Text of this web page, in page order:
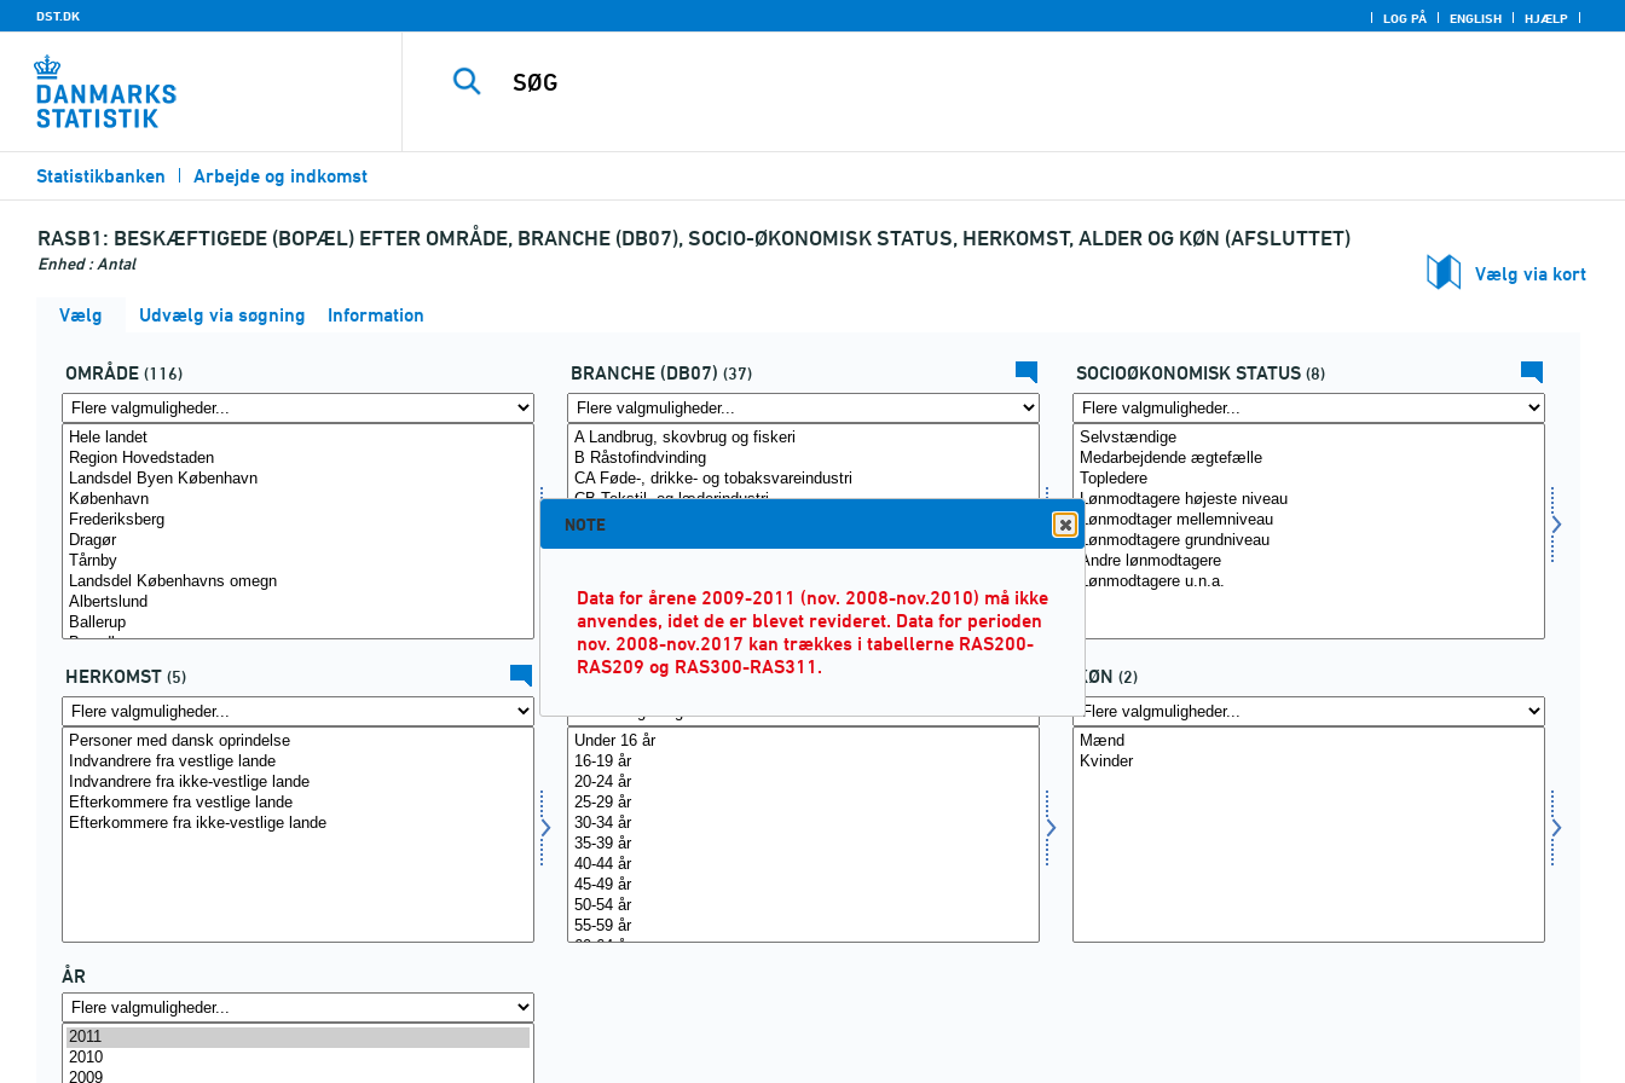
DST.DK LOG PÅ ENGLISH HJÆLP
Statistikbanken Arbejde og indkomst
RASB1: BESKÆFTIGEDE (BOPÆL) EFTER OMRÅDE, BRANCHE (DB07), SOCIO-ØKONOMISK STATUS, HERKOMST, ALDER OG KØN (AFSLUTTET)
Enhed : Antal
Vælg via kort
Vælg
Udvælg via søgning Information
OMRÅDE (116) BRANCHE (DB07) (37) SOCIOØKONOMISK STATUS (8)
HERKOMST (5) ALDER (13) KØN (2)
ÅR
NOTE
Data for årene 2009-2011 (nov. 2008-nov.2010) må ikke
anvendes, idet de er blevet revideret. Data for perioden
nov. 2008-nov.2017 kan trækkes i tabellerne RAS200-
RAS209 og RAS300-RAS311.